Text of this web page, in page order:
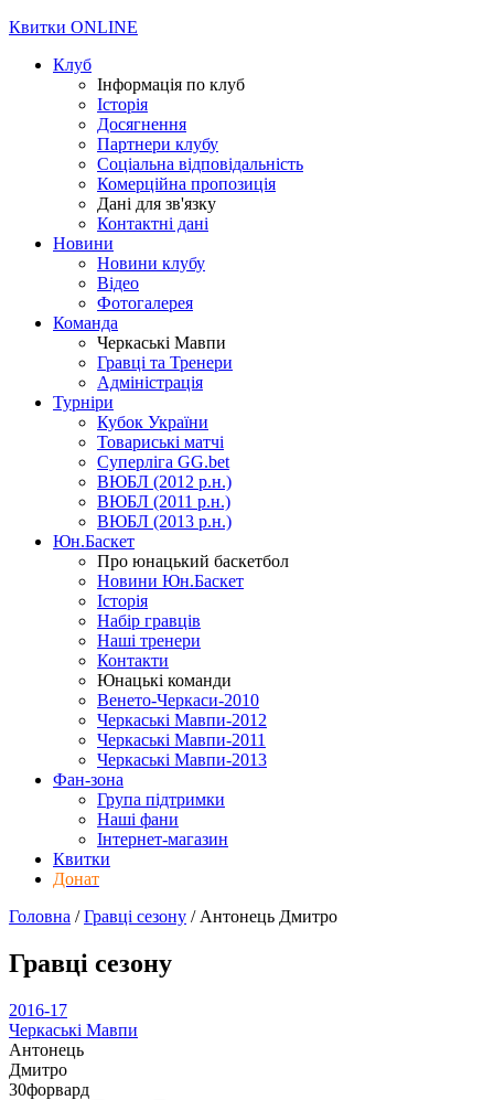
Квитки ONLINE
Клуб
Інформація по клуб
Історія
Досягнення
Партнери клубу
Соціальна відповідальність
Комерційна пропозиція
Дані для зв'язку
Контактні дані
Новини
Новини клубу
Відео
Фотогалерея
Команда
Черкаські Мавпи
Гравці та Тренери
Адміністрація
Турніри
Кубок України
Товариські матчі
Суперліга GG.bet
ВЮБЛ (2012 р.н.)
ВЮБЛ (2011 р.н.)
ВЮБЛ (2013 р.н.)
Юн.Баскет
Про юнацький баскетбол
Новини Юн.Баскет
Історія
Набір гравців
Наші тренери
Контакти
Юнацькі команди
Венето-Черкаси-2010
Черкаські Мавпи-2012
Черкаські Мавпи-2011
Черкаські Мавпи-2013
Фан-зона
Група підтримки
Наші фани
Інтернет-магазин
Квитки
Донат
Головна /Гравці сезону / Антонець Дмитро
Гравці сезону
2016-17
Черкаські Мавпи
Антонець
Дмитро
30форвард